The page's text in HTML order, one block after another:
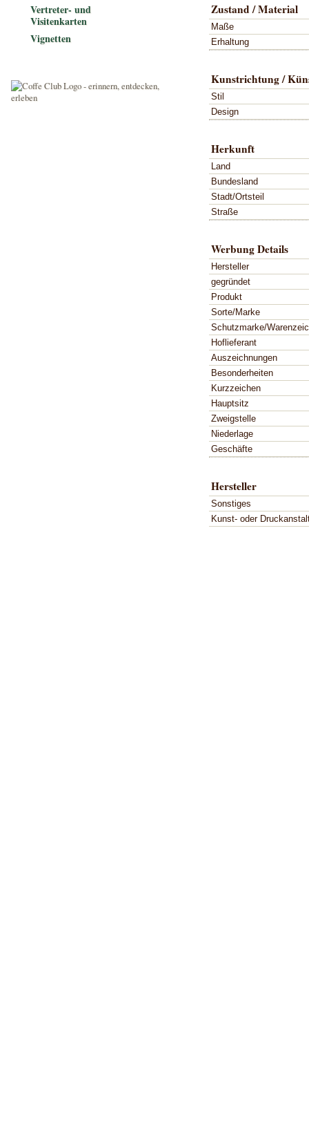
Zustand / Material
Maße
Erhaltung
Kunstrichtung /
Stil
Design
Herkunft
Land
Bundesland
Stadt/Ortsteil
Straße
Werbung Details
Hersteller
gegründet
Produkt
Sorte/Marke
Schutzmarke/
Hoflieferant
Auszeichnungen
Besonderheiten
Kurzzeichen
Hauptsitz
Zweigstelle
Niederlage
Geschäfte
Hersteller
Sonstiges
Kunst- oder
Vertreter- und
Visitenkarten
Vignetten